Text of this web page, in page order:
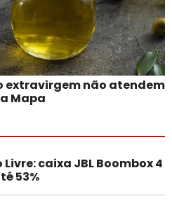
extravirgem não atendem
Mapa
caixa JBL Boombox 4
53%